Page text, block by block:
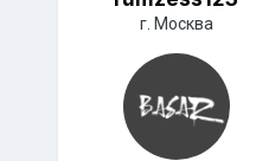
г. Москва